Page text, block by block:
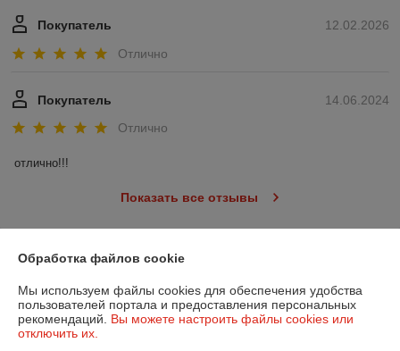
12.02.2026
Покупатель
Отлично
14.06.2024
Покупатель
Отлично
отлично!!!
Показать все отзывы
О нас
Контакты
Доставка и оплата
Обработка файлов cookie
Мы используем файлы cookies для обеспечения удобства
пользователей портала и предоставления персональных
рекомендаций. Вы можете настроить файлы cookies или
отключить их.